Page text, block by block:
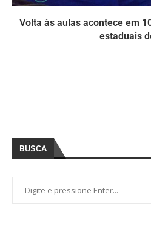
Volta às aulas acontece em
estaduais
BUSCA